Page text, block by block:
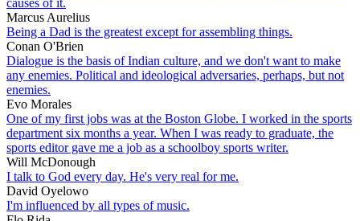
Marcus Aurelius
Being a Dad is the greatest except for assembling things.
Conan O'Brien
Dialogue is the basis of Indian culture, and we don't want to make
any enemies. Political and ideological adversaries, perhaps, but not
enemies.
Evo Morales
One of my first jobs was at the Boston Globe. I worked in the sports
department six months a year. When I was ready to graduate, the
sports editor gave me a job as a schoolboy sports writer.
Will McDonough
I talk to God every day. He's very real for me.
David Oyelowo
I'm influenced by all types of music.